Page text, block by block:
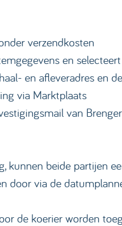
verzendkosten
en
en afleveradres en
via Marktplaats
van Brenger
beide partijen
door via de
de koerier worden